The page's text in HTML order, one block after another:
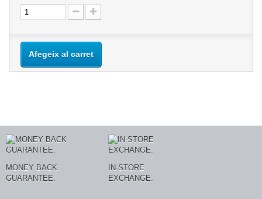
Afegeix al carret
MONEY BACK
GUARANTEE.
IN-STORE
EXCHANGE.